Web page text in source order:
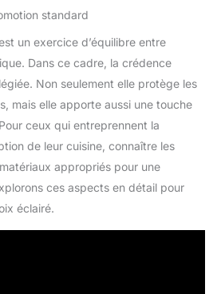
un exercice d’équilibre entre
Dans ce cadre, la crédence
Non seulement elle protège les
mais elle apporte aussi une touche
ceux qui entreprennent la
de leur cuisine, connaître les
appropriés pour une
ces aspects en détail pour
éclairé.